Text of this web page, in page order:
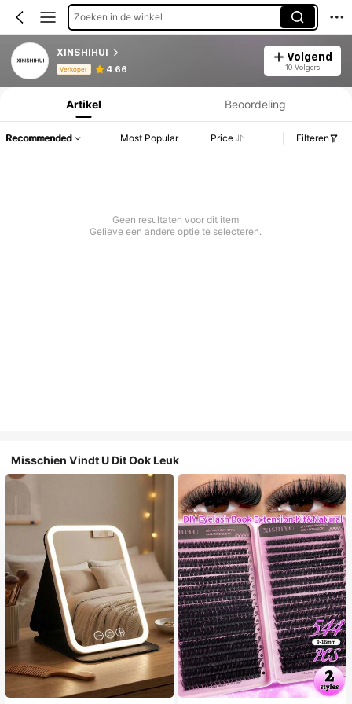
Zoeken in de winkel
XINSHIHUI
Verkoper 4.66
Volgend
10 Volgers
Productinformatie: Prijsopenbaring, Verkoop- en Voorraadgegevens.
Artikel Beoordeling
Recommended Most Popular Price Filteren
Geen resultaten voor dit item
Gelieve een andere optie te selecteren.
Misschien Vindt U Dit Ook Leuk